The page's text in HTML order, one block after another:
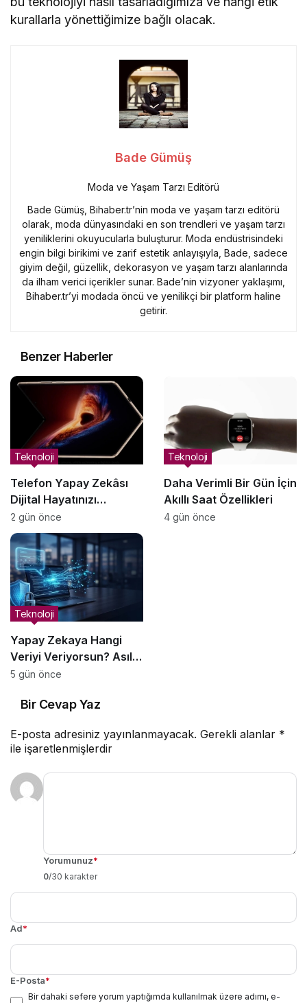
kurallarla yönettiğimize bağlı olacak.
Bade Gümüş
Moda ve Yaşam Tarzı Editörü
Bade Gümüş, Bihaber.tr’nin moda ve yaşam tarzı editörü
olarak, moda dünyasındaki en son trendleri ve yaşam tarzı
yeniliklerini okuyucularla buluşturur. Moda endüstrisindeki
engin bilgi birikimi ve zarif estetik anlayışıyla, Bade, sadece
giyim değil, güzellik, dekorasyon ve yaşam tarzı alanlarında
da ilham verici içerikler sunar. Bade’nin vizyoner yaklaşımı,
Bihaber.tr’yi modada öncü ve yenilikçi bir platform haline
getirir.
Benzer Haberler
Telefon Yapay Zekâsı
Dijital Hayatınızı
Yönetmeye Nasıl
Yardımcı Olabilir?
Teknoloji
2 gün önce
Daha Verimli Bir Gün İçin
Akıllı Saat Özellikleri
Teknoloji
4 gün önce
Yapay Zekaya Hangi
Veriyi Veriyorsun? Asıl
Risk Ürettiğin Değil,
Teknoloji
5 gün önce
Bir Cevap Yaz
E-posta adresiniz yayınlanmayacak. Gerekli alanlar *
ile işaretlenmişlerdir
Yorumunuz*
0/30 karakter
Ad*
E-Posta*
Bir dahaki sefere yorum yaptığımda kullanılmak üzere adımı, e-